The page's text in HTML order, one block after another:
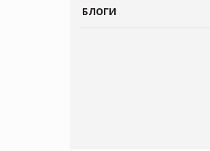
БЛОГИ